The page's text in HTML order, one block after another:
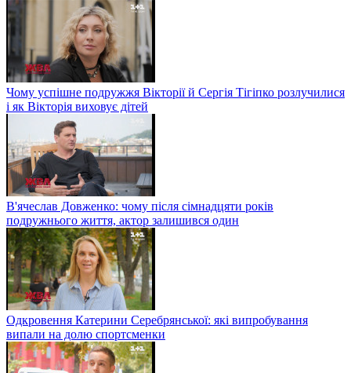
Чому успішне подружжя Вікторії й Сергія Тігіпко розлучилися
і як Вікторія виховує дітей
В'ячеслав Довженко: чому після сімнадцяти років
подружнього життя, актор залишився один
Одкровення Катерини Серебрянської: які випробування
випали на долю спортсменки